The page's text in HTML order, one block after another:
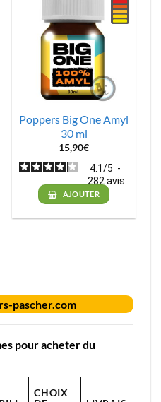
Poppers Big One Amyl
30 ml
15,90€
4.1/5 -
282 avis
AJOUTER
pascher.com
pour acheter du
CHOIX